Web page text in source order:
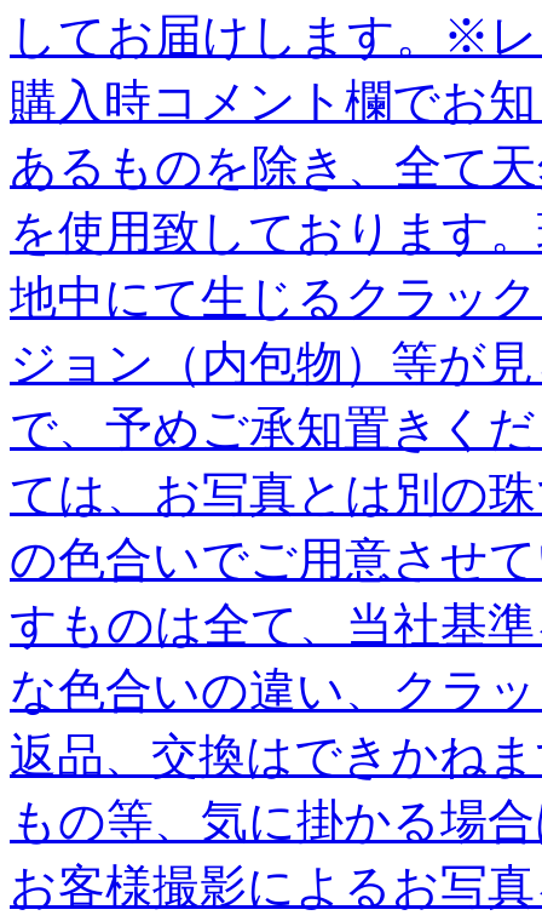
してお届けします。※
購入時コメント欄でお
あるものを除き、全て
を使用致しております
地中にて生じるクラッ
ジョン（内包物）等が
で、予めご承知置きく
ては、お写真とは別の
の色合いでご用意させ
すものは全て、当社基
な色合いの違い、クラ
返品、交換はできかね
もの等、気に掛かる場
お客様撮影によるお写